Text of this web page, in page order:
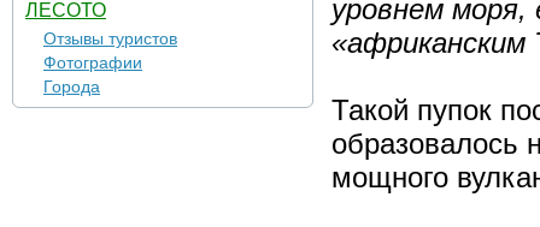
ЛЕСОТО
Отзывы туристов
Фотографии
Города
уровнем
Такой пупок
образовалось
мощного